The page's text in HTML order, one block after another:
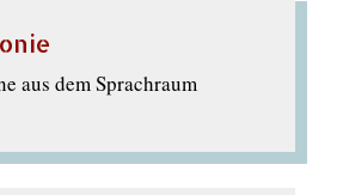
aus dem Sprachraum